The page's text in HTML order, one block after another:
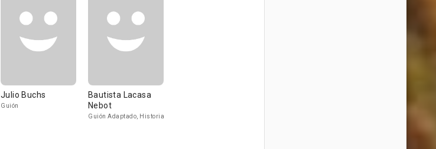
Julio Buchs
Guión
Bautista Lacasa
Nebot
Guión Adaptado, Historia